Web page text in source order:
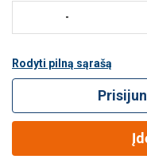
Rodyti pilną sąrašą